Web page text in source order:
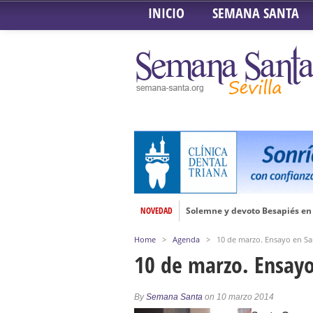
INICIO SEMANA SANTA
NOVEDAD
Solemne y devoto Besapiés
Función de la Anunciación
Besamanos al Señor del Gran
Home > Agenda > 10 de marzo. Ensayo en
10 de marzo.
BySemana Santa on 10 marzo 2014